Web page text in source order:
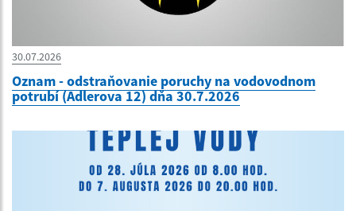
30.07.2026
Oznam - odstraňovanie poruchy na vodovodnom
potrubí (Adlerova 12) dňa 30.7.2026